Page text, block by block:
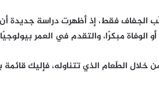
الجفاف فقط، إذ أظهرت دراسة جديدة
الوفاة مبكرًا، والتقدم في العمر
من خلال الطّعام الذي تتناوله، فإليك